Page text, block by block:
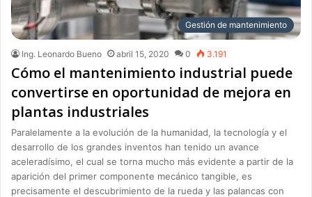
Gestión de mantenimiento
Ing. Leonardo Bueno abril 15, 2020 0 3.191
Cómo el mantenimiento industrial puede
convertirse en oportunidad de mejora en
plantas industriales
Paralelamente a la evolución de la humanidad, la tecnología y el
desarrollo de los grandes inventos han tenido un avance
aceleradísimo, el cual se torna mucho más evidente a partir de la
aparición del primer componente mecánico tangible, es
precisamente el descubrimiento de la rueda y las palancas con